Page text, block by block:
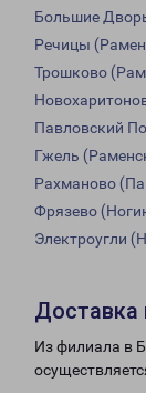
Большие
Речицы
Трошково
Павловский
Гжель
Рахманово
Фрязево
Электроугли
Доставка
Из филиала в